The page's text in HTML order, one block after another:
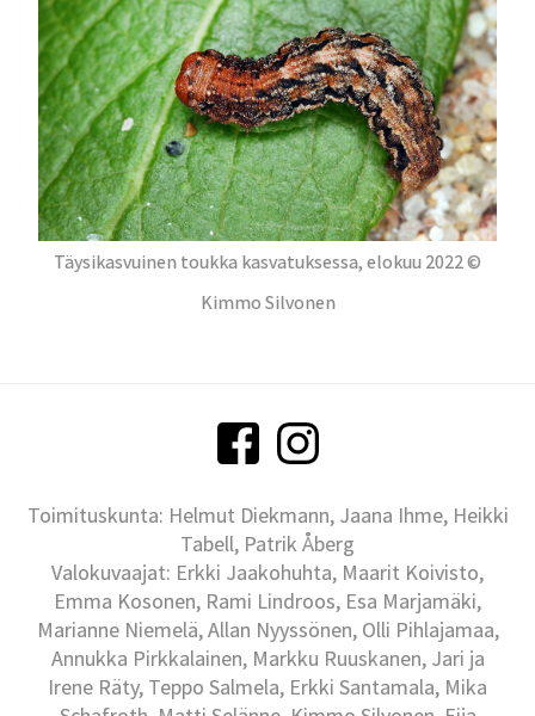
Täysikasvuinen toukka kasvatuksessa, elokuu 2022 ©
Kimmo Silvonen
Toimituskunta: Helmut Diekmann, Jaana Ihme, Heikki
Tabell, Patrik Åberg
Valokuvaajat: Erkki Jaakohuhta, Maarit Koivisto,
Emma Kosonen, Rami Lindroos, Esa Marjamäki,
Marianne Niemelä, Allan Nyyssönen, Olli Pihlajamaa,
Annukka Pirkkalainen, Markku Ruuskanen, Jari ja
Irene Räty, Teppo Salmela, Erkki Santamala, Mika